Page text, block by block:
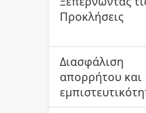
Προκλήσεις
Διασφάλιση
απορρήτου και